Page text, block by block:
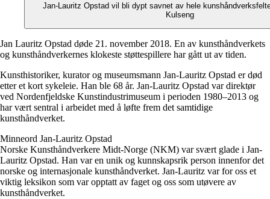
Jan-Lauritz Opstad vil bli dypt savnet av hele
Kulseng
Jan Lauritz Opstad døde 21. november 2018. En av kunsthåndverkets
og kunsthåndverkernes klokeste støttespillere har gått ut av tiden.
Kunsthistoriker, kurator og museumsmann Jan-Lauritz Opstad er død
etter et kort sykeleie. Han ble 68 år. Jan-Lauritz Opstad var direktør
ved Nordenfjeldske Kunstindustrimuseum i perioden 1980–2013 og
har vært sentral i arbeidet med å løfte frem det samtidige
kunsthåndverket.
Minneord Jan-Lauritz Opstad
Norske Kunsthåndverkere Midt-Norge (NKM) var svært glade i Jan-
Lauritz Opstad. Han var en unik og kunnskapsrik person innenfor det
norske og internasjonale kunsthåndverket. Jan-Lauritz var for oss et
viktig leksikon som var opptatt av faget og oss som utøvere av
kunsthåndverket.